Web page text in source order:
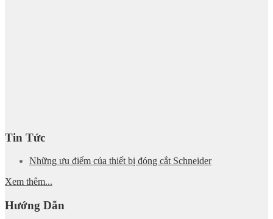
Tin Tức
Những ưu điểm của thiết bị đóng cắt Schneider
Xem thêm...
Hướng Dẫn